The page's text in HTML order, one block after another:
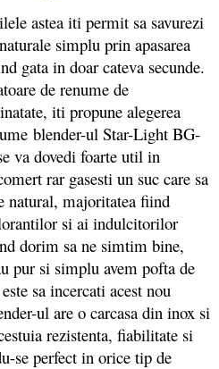
astea iti permit sa savurezi
simplu prin apasarea
gata in doar cateva secunde.
de renume de
iti propune alegerea
blender-ul Star-Light BG-
va dovedi foarte util in
rar gasesti un suc care sa
natural, majoritatea fiind
si ai indulcitorilor
dorim sa ne simtim bine,
pur si simplu avem pofta de
sa incercati acest nou
ul are o carcasa din inox si
rezistenta, fiabilitate si
se perfect in orice tip de